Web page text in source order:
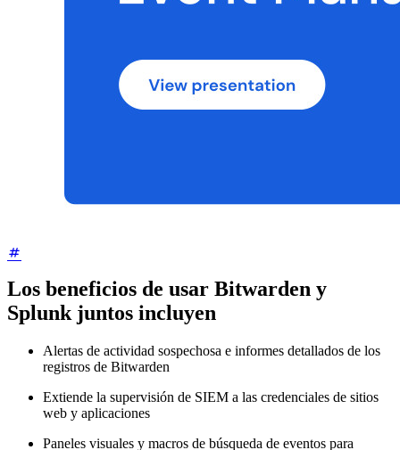
Los beneficios de usar Bitwarden y
Splunk juntos incluyen
Alertas de actividad sospechosa e informes detallados de los
registros de Bitwarden
Extiende la supervisión de SIEM a las credenciales de sitios
web y aplicaciones
Paneles visuales y macros de búsqueda de eventos para